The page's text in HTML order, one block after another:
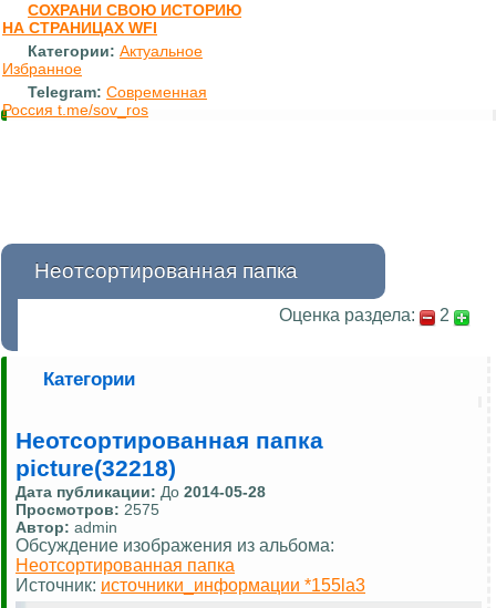
СОХРАНИ СВОЮ ИСТОРИЮ
НА СТРАНИЦАХ WFI
Категории: Актуальное
Избранное
Telegram: Современная
Россия t.me/sov_ros
Неотсортированная папка
Оценка раздела: 2
Категории
Неотсортированная папка
picture(32218)
Дата публикации: До 2014-05-28
Просмотров: 2575
Автор: admin
Обсуждение изображения из альбома:
Неотсортированная папка
Источник: источники_информации *155la3